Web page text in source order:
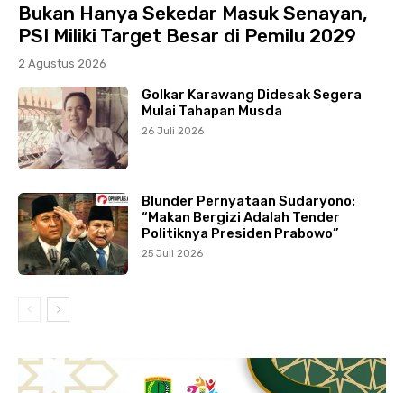
Bukan Hanya Sekedar Masuk Senayan,
PSI Miliki Target Besar di Pemilu 2029
2 Agustus 2026
Golkar Karawang Didesak Segera
Mulai Tahapan Musda
26 Juli 2026
Blunder Pernyataan Sudaryono:
“Makan Bergizi Adalah Tender
Politiknya Presiden Prabowo”
25 Juli 2026